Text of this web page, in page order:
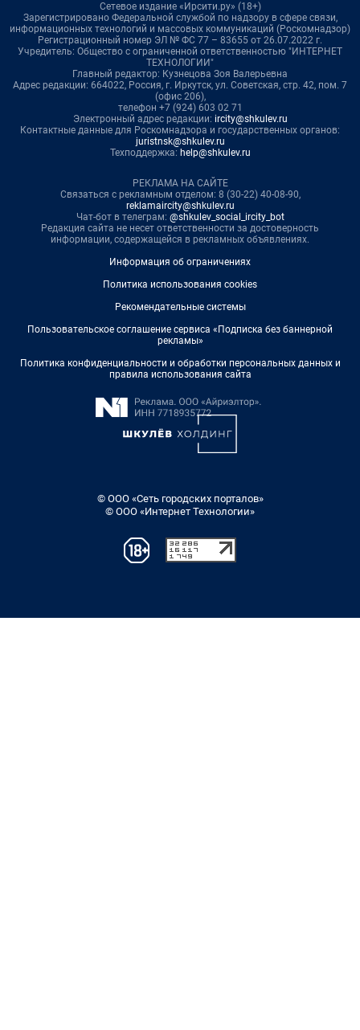
Сетевое издание «Ирсити.ру» (18+)
Зарегистрировано Федеральной службой по надзору в сфере связи,
информационных технологий и массовых коммуникаций (Роскомнадзор)
Регистрационный номер ЭЛ № ФС 77 – 83655 от 26.07.2022 г.
Учредитель: Общество с ограниченной ответственностью "ИНТЕРНЕТ
ТЕХНОЛОГИИ"
Главный редактор: Кузнецова Зоя Валерьевна
Адрес редакции: 664022, Россия, г. Иркутск, ул. Советская, стр. 42, пом. 7
(офис 206),
телефон +7 (924) 603 02 71
Электронный адрес редакции: ircity@shkulev.ru
Контактные данные для Роскомнадзора и государственных органов:
juristnsk@shkulev.ru
Техподдержка: help@shkulev.ru
РЕКЛАМА НА САЙТЕ
Связаться с рекламным отделом: 8 (30-22) 40-08-90,
reklamaircity@shkulev.ru
Чат-бот в телеграм: @shkulev_social_ircity_bot
Редакция сайта не несет ответственности за достоверность
информации, содержащейся в рекламных объявлениях.
Информация об ограничениях
Политика использования cookies
Рекомендательные системы
Пользовательское соглашение сервиса «Подписка без баннерной
рекламы»
Политика конфиденциальности и обработки персональных данных и
правила использования сайта
© ООО «Сеть городских порталов»
© ООО «Интернет Технологии»